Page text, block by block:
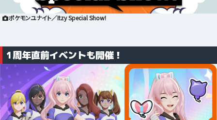
ポケモンユナイト／Itzy Special Show!
1周年直前イベントも開催！